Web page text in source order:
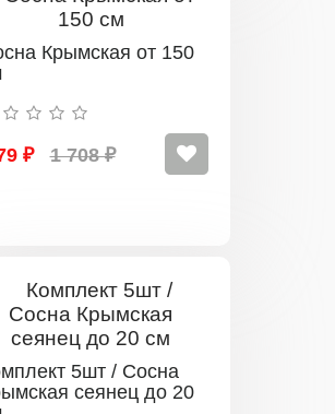
Крымская от 150
₽ 1 708 ₽
5шт / Сосна
сеянец до 20